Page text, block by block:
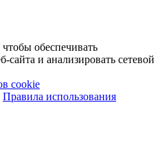
обеспечивать
и анализировать сетевой
cookie
Правила использования